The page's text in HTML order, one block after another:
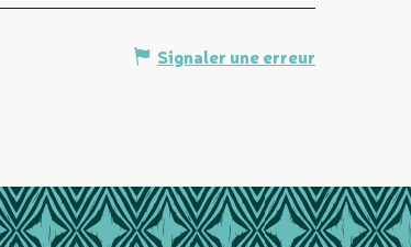
Signaler une erreur